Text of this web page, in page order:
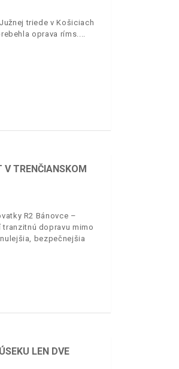
triede v Košiciach
oprava ríms.
TRENČIANSKOM
R2 Bánovce –
dopravu mimo
bezpečnejšia
LEN DVE